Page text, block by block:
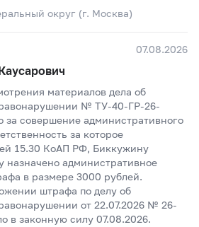
округ (г. Москва)
07.08.2026
материалов дела об
№ ТУ-40-ГР-26-
за совершение административного
за которое
15.30 КоАП РФ, Биккужину
назначено административное
в размере 3000 рублей.
штрафа по делу об
от 22.07.2026 № 26-
в законную силу 07.08.2026.